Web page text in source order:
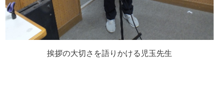
挨拶の大切さを語りかける児玉先生